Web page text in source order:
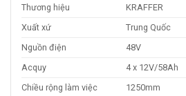
Thương hiệu
KRAFFER
Xuất xứ
Trung Quốc
Nguồn điện
48V
Acquy
4 x 12V/58Ah
Chiều rộng làm việc
1250mm